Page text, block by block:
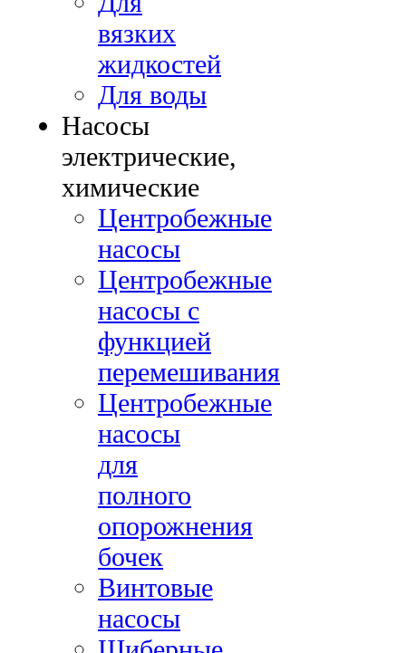
вязких
жидкостей
Для воды
Насосы
электрические,
химические
Центробежные
насосы
Центробежные
насосы с
функцией
перемешивания
Центробежные
насосы
для
полного
опорожнения
бочек
Винтовые
насосы